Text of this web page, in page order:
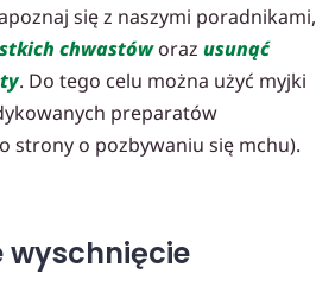
się z naszymi poradnikami,
chwastóworaz usunąć
. Do tego celu można użyć myjki
preparatów
strony o pozbywaniu się mchu).
wyschnięcie